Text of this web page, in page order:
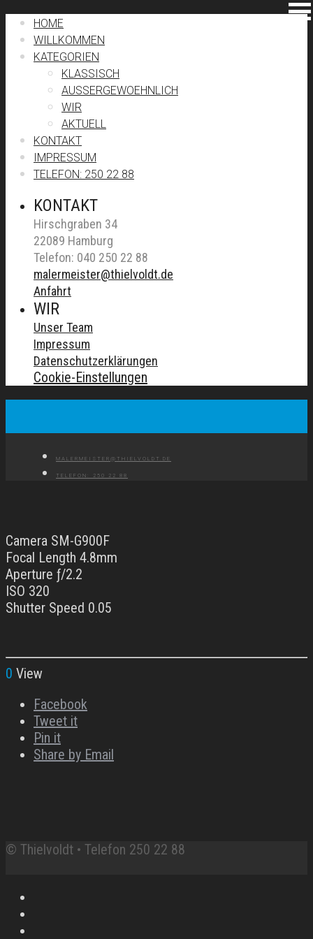
HOME
WILLKOMMEN
KATEGORIEN
KLASSISCH
AUSSERGEWOEHNLICH
WIR
AKTUELL
KONTAKT
IMPRESSUM
TELEFON: 250 22 88
KONTAKT
Hirschgraben 34
22089 Hamburg
Telefon: 040 250 22 88
malermeister@thielvoldt.de
Anfahrt
WIR
Unser Team
Impressum
Datenschutzerklärungen
Cookie-Einstellungen
MALERMEISTER@THIELVOLDT.DE
TELEFON: 250 22 88
Camera SM-G900F
Focal Length 4.8mm
Aperture ƒ/2.2
ISO 320
Shutter Speed 0.05
0 View
Facebook
Tweet it
Pin it
Share by Email
© Thielvoldt • Telefon 250 22 88